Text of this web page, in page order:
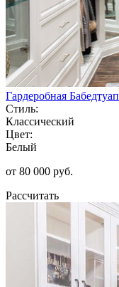
Гардеробная Бабедтуап
Стиль:
Классический
Цвет:
Белый
от 80 000 руб.
Рассчитать